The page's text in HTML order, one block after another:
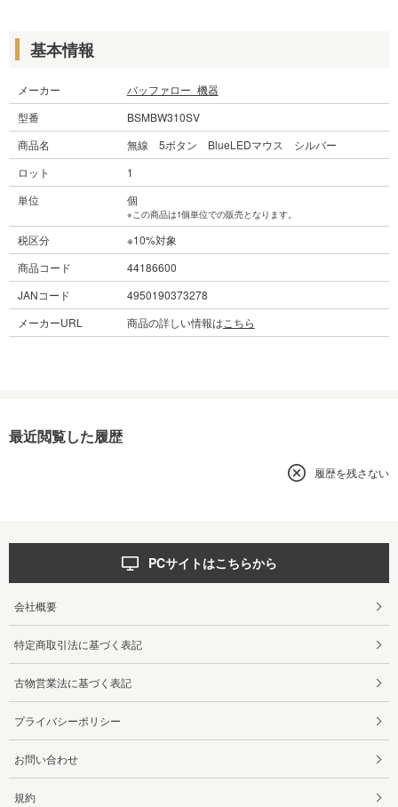
基本情報
メーカー
バッファロー_機器
型番
BSMBW310SV
商品名
無線 5ボタン BlueLEDマウス シルバー
ロット
1
単位
個
※この商品は1個単位での販売となります。
税区分
※10%対象
商品コード
44186600
JANコード
4950190373278
メーカーURL
商品の詳しい情報は こちら
最近閲覧した履歴
履歴を残さない
PCサイトはこちらから
会社概要
特定商取引法に基づく表記
古物営業法に基づく表記
プライバシーポリシー
お問い合わせ
規約